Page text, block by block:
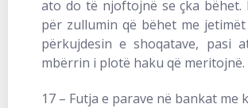
ato do të njoftojnë se çka bëhet.
për zullumin që bëhet me
përkujdesin e shoqatave, pasi
mbërrin i plotë haku që meritojnë.
17 – Futja e parave në bankat me